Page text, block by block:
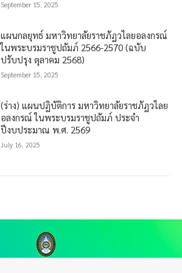
September 15, 2025
แผนกลยุทธ์ มหาวิทยาลัยราชภัฏวไลยอลงกรณ์
ในพระบรมราชูปถัมภ์ 2566-2570 (ฉบับ
ปรับปรุง ตุลาคม 2568)
September 15, 2025
(ร่าง) แผนปฏิบัติการ มหาวิทยาลัยราชภัฏวไลย
อลงกรณ์ ในพระบรมราชูปถัมภ์ ประจำ
ปีงบประมาณ พ.ศ. 2569
July 16, 2025